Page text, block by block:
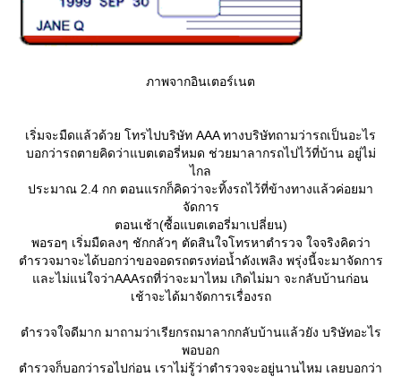
ภาพจากอินเตอร์เนต
เริ่มจะมืดแล้วด้วย โทรไปบริษัท AAA ทางบริษัทถามว่ารถเป็นอะไร
บอกว่ารถตายคิดว่าแบตเตอรี่หมด ช่วยมาลากรถไปไว้ที่บ้าน อยู่ไม่
ไกล
ประมาณ 2.4 กก ตอนแรกก็คิดว่าจะทิ้งรถไว้ที่ข้างทางแล้วค่อยมา
จัดการ
ตอนเช้า​(ซื้อแบตเตอรี่มาเปลี่ยน)
พอรอๆ เริ่มมืดลงๆ ชักกลัวๆ ตัดสินใจโทรหาตำรวจ ใจจริงคิดว่า
ตำรวจมาจะได้บอกว่าขอจอดรถตรงท่อน้ำดังเพลิง พรุ่งนี้จะมาจัดการ
ละไม่แน่ใจว่าAAAรถที่ว่าจะมาไหม เกิดไม่มา จะกลับบ้านก่อน
เช้าจะได้มาจัดการเรื่องรถ
ตำรวจใจดีมาก มาถามว่าเรียกรถมาลากกลับบ้านแล้วยัง บริษัทอะไร
พอบอก
ตำรวจก็บอกว่ารอไปก่อน เราไม่รู้ว่าตำรวจจะอยู่นานไหม เลยบอกว่า